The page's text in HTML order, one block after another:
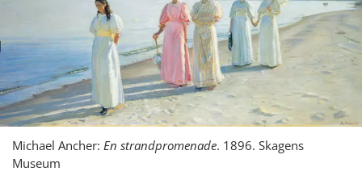
Michael Ancher: En strandpromenade. 1896. Skagens
Museum